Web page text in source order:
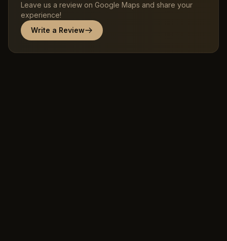
Leave us a review on Google Maps and share your
experience!
Write a Review